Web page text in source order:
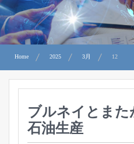
Home 2025 3月 12
ブルネイとま
石油生産